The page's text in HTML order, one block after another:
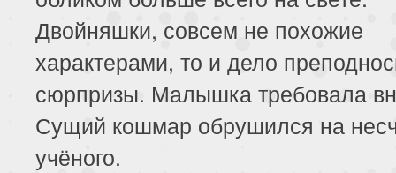
Двойняшки, совсем не похожие
характерами, то и дело
сюрпризы. Малышка требовала
Сущий кошмар обрушился на
учёного.